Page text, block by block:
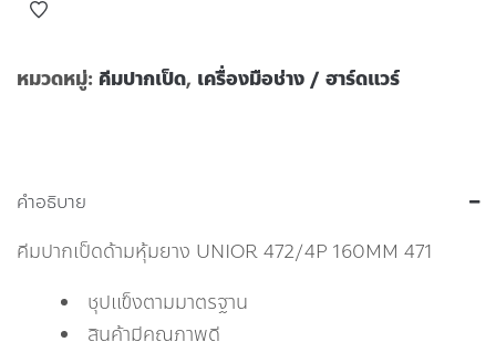
หมวดหมู่: คีมปากเป็ด, เครื่องมือช่าง / ฮาร์ดแวร์
คำอธิบาย
คีมปากเป็ดด้ามหุ้มยาง UNIOR 472/4P 160MM 471
ชุปเเข็งตามมาตรฐาน
สินค้ามีคุณภาพดี